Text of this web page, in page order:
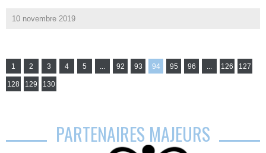
10 novembre 2019
1 2 3 4 5 ... 92 93 94 95 96 ... 126 127
128 129 130
PARTENAIRES MAJEURS